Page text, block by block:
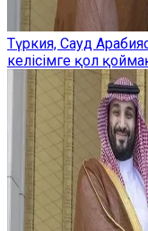
Түркия, Сауд
келісімге қол